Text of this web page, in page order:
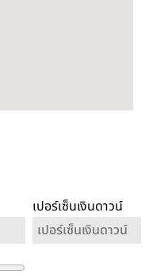
เปอร์เซ็นเงินดาวน์